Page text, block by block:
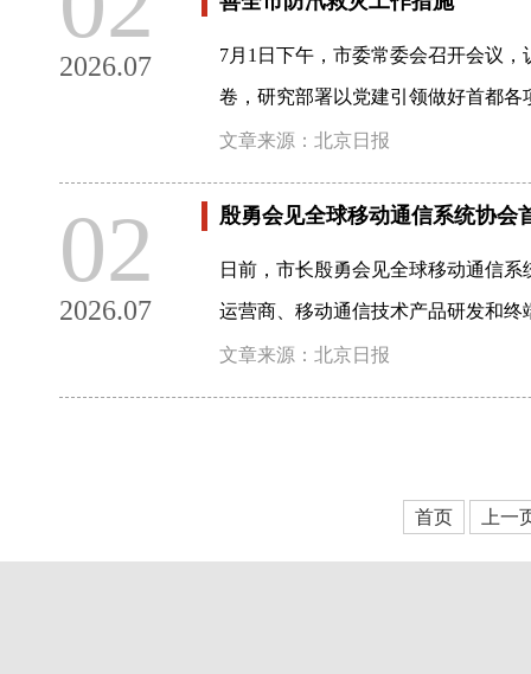
2026.07 7月1日下午，市委常委会召开会议
卷，研究部署以党建引领做好首都
文章来源：北京日报
02
2026.07
殷勇会见全球移动通信系统协会
日前，市长殷勇会见全球移动通信
运营商、移动通信技术产品研发和
文章来源：北京日报
首页 上一